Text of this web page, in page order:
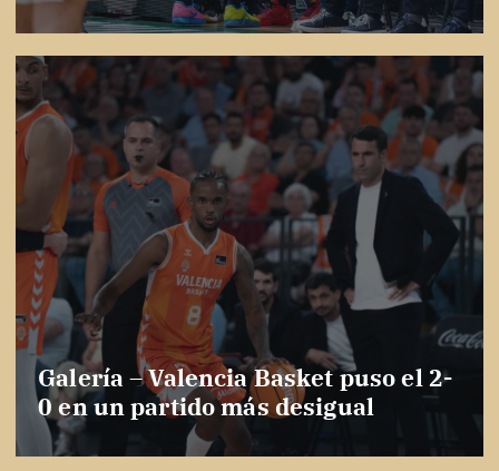
Galería – Valencia Basket puso el 2-
0 en un partido más desigual